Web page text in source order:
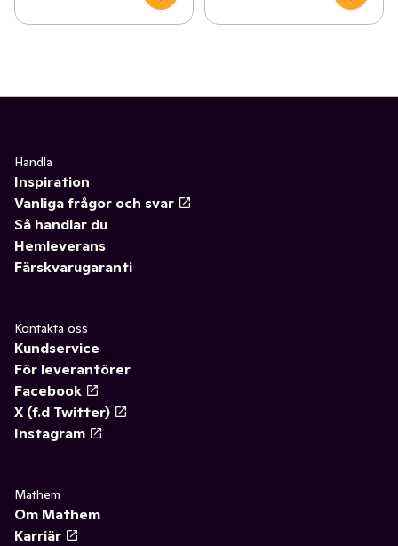
Handla
Inspiration
Vanliga frågor och svar
Så handlar du
Hemleverans
Färskvarugaranti
Kontakta oss
Kundservice
För leverantörer
Facebook
X (f.d Twitter)
Instagram
Mathem
Om Mathem
Karriär